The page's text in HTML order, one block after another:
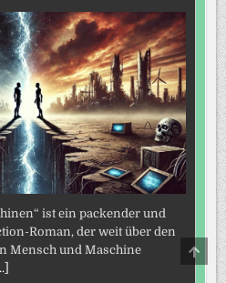
ist ein packender und
Roman, der weit über den
Mensch und Maschine
TO
TOP